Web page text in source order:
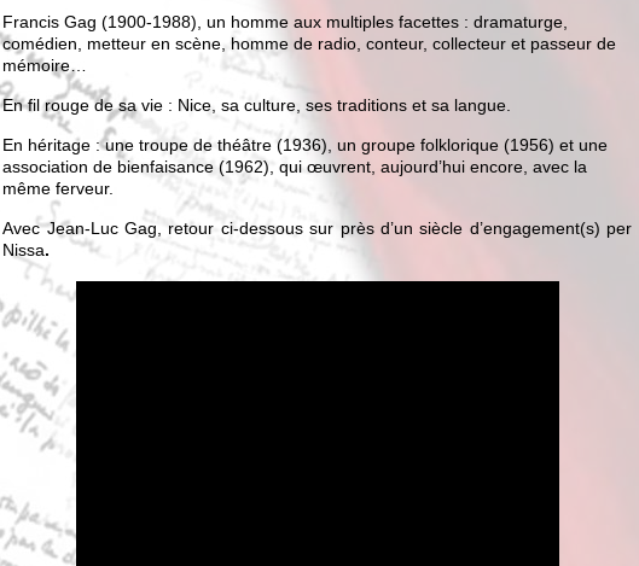
Francis Gag (1900-1988), un homme aux multiples facettes : dramaturge,
comédien, metteur en scène, homme de radio, conteur, collecteur et passeur de
mémoire…
En fil rouge de sa vie : Nice, sa culture, ses traditions et sa langue.
En héritage : une troupe de théâtre (1936), un groupe folklorique (1956) et une
association de bienfaisance (1962), qui œuvrent, aujourd’hui encore, avec la
même ferveur.
Avec Jean-Luc Gag, retour ci-dessous sur près d’un siècle d’engagement(s) per
Nissa.